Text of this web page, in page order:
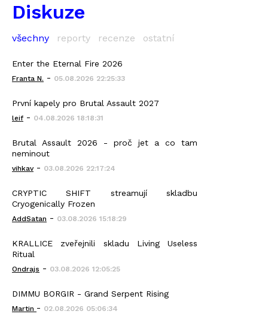
Diskuze
všechny reporty recenze ostatní
Enter the Eternal Fire 2026
Franta N. - 05.08.2026 22:25:33
První kapely pro Brutal Assault 2027
leif - 04.08.2026 18:18:31
Brutal Assault 2026 - proč jet a co tam
neminout
vihkav- 03.08.2026 22:17:24
CRYPTIC SHIFT streamují skladbu
Cryogenically Frozen
AddSatan - 03.08.2026 15:18:29
KRALLICE zveřejnili skladu Living Useless
Ritual
Ondrajs - 03.08.2026 12:05:25
DIMMU BORGIR - Grand Serpent Rising
Martin - 02.08.2026 05:06:34